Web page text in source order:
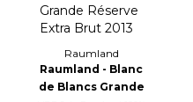
Raumland
Raumland - Blanc
de Blancs Grande